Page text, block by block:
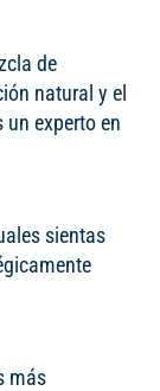
de
natural y el
un experto en
sientas
más